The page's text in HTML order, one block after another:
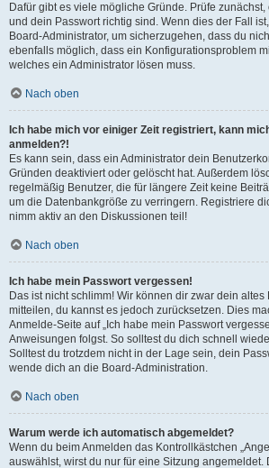
Dafür gibt es viele mögliche Gründe. Prüfe
und dein Passwort richtig sind. Wenn dies der Fall
Board-Administrator, um sicherzugehen, dass du
ebenfalls möglich, dass ein Konfigurationsproblem
welches ein Administrator lösen muss.
Nach oben
Ich habe mich vor einiger Zeit registriert, kann
anmelden?!
Es kann sein, dass ein Administrator dein
Gründen deaktiviert oder gelöscht hat. Außerdem
regelmäßig Benutzer, die für längere Zeit keine
um die Datenbankgröße zu verringern. Registriere
nimm aktiv an den Diskussionen teil!
Nach oben
Ich habe mein Passwort vergessen!
Das ist nicht schlimm! Wir können dir zwar dein
mitteilen, du kannst es jedoch zurücksetzen. Dies
Anmelde-Seite auf „Ich habe mein Passwort
Anweisungen folgst. So solltest du dich schnell
Solltest du trotzdem nicht in der Lage sein, dein
wende dich an die Board-Administration.
Nach oben
Warum werde ich automatisch abgemeldet?
Wenn du beim Anmelden das Kontrollkästchen
auswählst, wirst du nur für eine Sitzung angemeldet.